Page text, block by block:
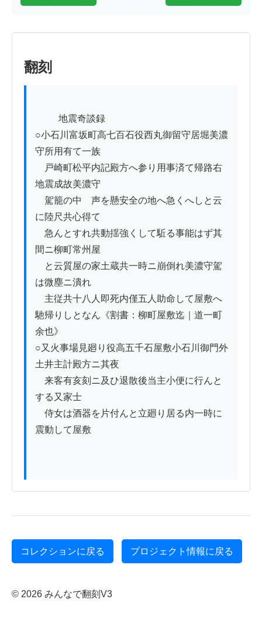
翻刻
○小石川富坂町高七百石役西丸御留守居堀美濃
守所用有て一族
戸崎町松平内記殿方へ参り用事済て帰路右
地震成故美濃守
駕籠の中ゟ声を懸安全の地へ急くへしと云
に陸尺共心得て
急んとすれ共動揺強くして駈る事能はず其
間ニ柳町常州屋
と云質屋の家土蔵共一時ニ崩倒れ美濃守駕
は微塵ニ潰れ
主従共十八人即死内僅五人助命して屋敷へ
馳帰りしとなん《割書：柳町屋敷迄｜道一町
余也》
○又火事場見廻り役高五千石屋敷小石川御門外
土井主計殿方ニ其夜
来客有亥刻ニ及ひ退散後当主小便に行んと
する又家士
侍女は酒器を片付んと立廻り居る内一時に
震動して屋敷
コレクションに戻る プロジェクト情報に戻る
© 2026 みんなで翻刻V3